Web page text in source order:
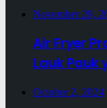
November 29,
Air Fryer
Lauk Pauk
October 2, 2024